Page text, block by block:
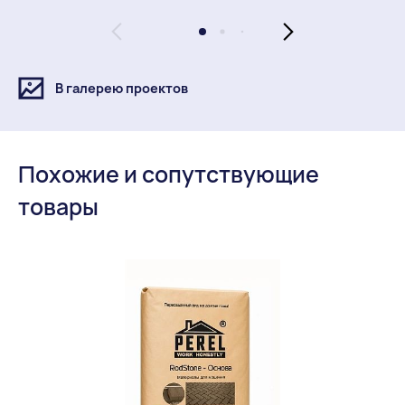
Огнестойкость 14,3NF.pdf
Заключение по радиактивности керамических
блоков 10,7НФ BRAER.jpg
Огнестойкость керамических блоков 10,7НФ
В галерею проектов
Похожие и сопутствующие
товары